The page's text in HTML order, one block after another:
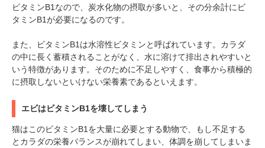
ビタミンB1なので、炭水化物の摂取が多いと、その分余計にビ
タミンB1が必要になるのです。
また、ビタミンB1は水溶性ビタミンと呼ばれています。カラダ
の中に長く蓄積されることがなく、水に溶けて排出されやすいと
いう特徴があります。そのために不足しやすく、食事から積極的
に摂取しないといけない栄養素であるといえます。
エビはビタミンB1を壊してしまう
猫はこのビタミンB1を大量に必要とする動物で、もし不足する
とカラダの栄養バランスが崩れてしまい、体調を崩してしまいま